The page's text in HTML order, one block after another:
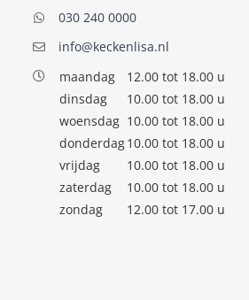
030 240 0000
info@keckenlisa.nl
maandag
12.00 tot 18.00 u
dinsdag
10.00 tot 18.00 u
woensdag 10.00 tot 18.00 u
donderdag10.00 tot 18.00 u
vrijdag
10.00 tot 18.00 u
zaterdag
10.00 tot 18.00 u
zondag
12.00 tot 17.00 u